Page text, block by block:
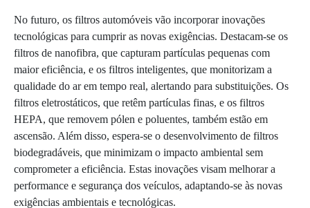
No futuro, os filtros automóveis vão incorporar inovações
tecnológicas para cumprir as novas exigências. Destacam-se os
filtros de nanofibra, que capturam partículas pequenas com
maior eficiência, e os filtros inteligentes, que monitorizam a
qualidade do ar em tempo real, alertando para substituições. Os
filtros eletrostáticos, que retêm partículas finas, e os filtros
HEPA, que removem pólen e poluentes, também estão em
ascensão. Além disso, espera-se o desenvolvimento de filtros
biodegradáveis, que minimizam o impacto ambiental sem
comprometer a eficiência. Estas inovações visam melhorar a
performance e segurança dos veículos, adaptando-se às novas
exigências ambientais e tecnológicas.